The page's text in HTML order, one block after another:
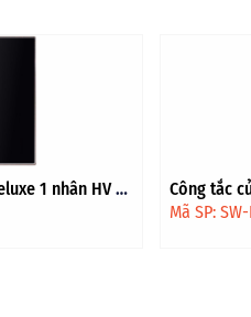
1 nhân HV -
Công tắc
vàng
Mã SP: